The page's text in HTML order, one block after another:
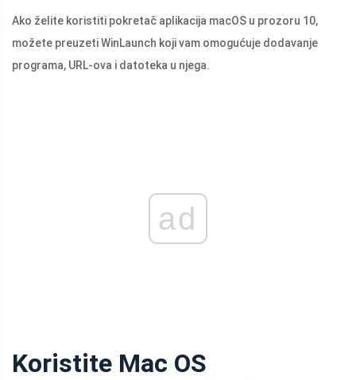
Ako želite koristiti pokretač aplikacija macOS u prozoru 10,
možete preuzeti WinLaunch koji vam omogućuje dodavanje
programa, URL-ova i datoteka u njega.
ad
Koristite Mac OS